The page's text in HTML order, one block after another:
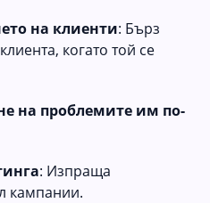
на клиенти: Бърз
когато той се
на проблемите им по-
: Изпраща
кампании.